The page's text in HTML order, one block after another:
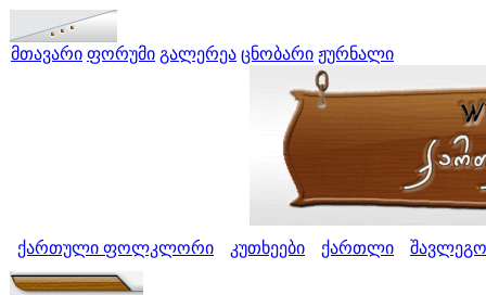
მთავარი ფორუმი გალერეა ცნობარი ჟურნალი
ქართული ფოლკლორი კუთხეები ქართლი შავლეგო